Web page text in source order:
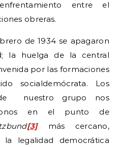
entre el
obreras.
de 1934 se apagaron
la huelga de la central
por las formaciones
socialdemócrata. Los
de nuestro grupo nos
en el punto de
[3]más cercano,
legalidad democrática